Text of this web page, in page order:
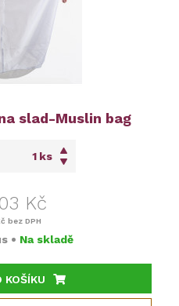
slad-Muslin bag
ks
Kč
bez DPH
• Na skladě
KOŠÍKU